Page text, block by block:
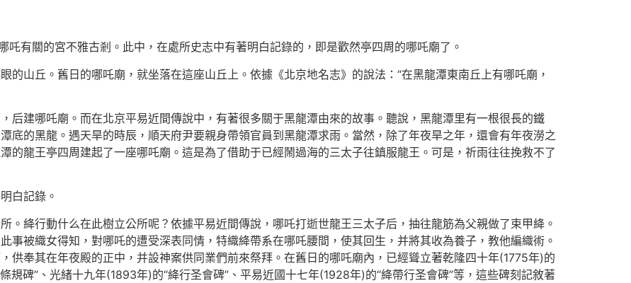
吒有關的宮不雅古剎。此中，在處所史志中有著明白記錄的，即是歡然亭四周的哪吒廟了。
的山丘。舊日的哪吒廟，就坐落在這座山丘上。依據《北京地名志》的說法：“在黑龍潭東南丘上有哪吒廟，
后建哪吒廟。而在北京平易近間傳說中，有著很多關于黑龍潭由來的故事。聽說，黑龍潭里有一根很長的鐵
底的黑龍。遇天旱的時辰，順天府尹要親身帶領官員到黑龍潭求雨。當然，除了年夜旱之年，還會有年夜澇之
的龍王亭四周建起了一座哪吒廟。這是為了借助于已經鬧過海的三太子往鎮服龍王。可是，祈雨往往挽救不了
白記錄。
。絳行動什么在此樹立公所呢？依據平易近間傳說，哪吒打逝世龍王三太子后，抽往龍筋為父親做了束甲絳。
事被織女得知，對哪吒的遭受深表同情，特織絳帶系在哪吒腰間，使其回生，并將其收為養子，教他編織術。
供奉其在年夜殿的正中，并設神案供同業們前來祭拜。在舊日的哪吒廟內，已經聳立著乾隆四十年(1775年)的
規碑”、光緒十九年(1893年)的“絳行圣會碑”、平易近國十七年(1928年)的“絳帶行圣會碑”等，這些碑刻記敘著